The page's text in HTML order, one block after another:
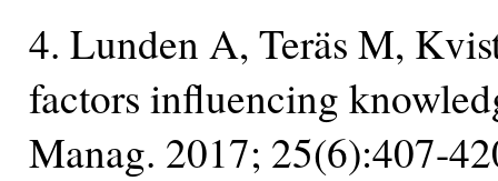
4. Lunden A, Teräs M,
factors influencing
Manag. 2017; 25(6):407-